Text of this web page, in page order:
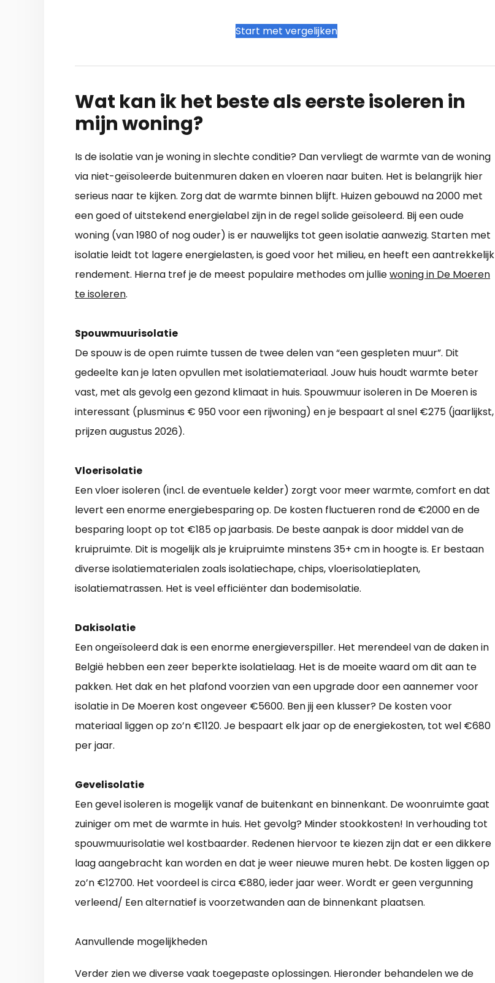
Start met vergelijken
Wat kan ik het beste als eerste isoleren in
mijn woning?
Is de isolatie van je woning in slechte conditie? Dan vervliegt de warmte van de woning
via niet-geïsoleerde buitenmuren daken en vloeren naar buiten. Het is belangrijk hier
serieus naar te kijken. Zorg dat de warmte binnen blijft. Huizen gebouwd na 2000 met
een goed of uitstekend energielabel zijn in de regel solide geïsoleerd. Bij een oude
woning (van 1980 of nog ouder) is er nauwelijks tot geen isolatie aanwezig. Starten met
isolatie leidt tot lagere energielasten, is goed voor het milieu, en heeft een aantrekkelijk
rendement. Hierna tref je de meest populaire methodes om julliewoning in De Moeren
te isoleren.
Spouwmuurisolatie
De spouw is de open ruimte tussen de twee delen van “een gespleten muur”. Dit
gedeelte kan je laten opvullen met isolatiemateriaal. Jouw huis houdt warmte beter
vast, met als gevolg een gezond klimaat in huis. Spouwmuur isoleren in De Moeren is
interessant (plusminus € 950 voor een rijwoning) en je bespaart al snel €275 (jaarlijkst,
prijzen augustus 2026).
Vloerisolatie
Een vloer isoleren (incl. de eventuele kelder) zorgt voor meer warmte, comfort en dat
levert een enorme energiebesparing op. De kosten fluctueren rond de €2000 en de
besparing loopt op tot €185 op jaarbasis. De beste aanpak is door middel van de
kruipruimte. Dit is mogelijk als je kruipruimte minstens 35+ cm in hoogte is. Er bestaan
diverse isolatiematerialen zoals isolatiechape, chips, vloerisolatieplaten,
isolatiematrassen. Het is veel efficiënter dan bodemisolatie.
Dakisolatie
Een ongeïsoleerd dak is een enorme energieverspiller. Het merendeel van de daken in
België hebben een zeer beperkte isolatielaag. Het is de moeite waard om dit aan te
pakken. Het dak en het plafond voorzien van een upgrade door een aannemer voor
isolatie in De Moeren kost ongeveer €5600. Ben jij een klusser? De kosten voor
materiaal liggen op zo’n €1120. Je bespaart elk jaar op de energiekosten, tot wel €680
per jaar.
Gevelisolatie
Een gevel isoleren is mogelijk vanaf de buitenkant en binnenkant. De woonruimte gaat
zuiniger om met de warmte in huis. Het gevolg? Minder stookkosten! In verhouding tot
spouwmuurisolatie wel kostbaarder. Redenen hiervoor te kiezen zijn dat er een dikkere
laag aangebracht kan worden en dat je weer nieuwe muren hebt. De kosten liggen op
zo’n €12700. Het voordeel is circa €880, ieder jaar weer. Wordt er geen vergunning
verleend/ Een alternatief is voorzetwanden aan de binnenkant plaatsen.
Aanvullende mogelijkheden
Verder zien we diverse vaak toegepaste oplossingen. Hieronder behandelen we de